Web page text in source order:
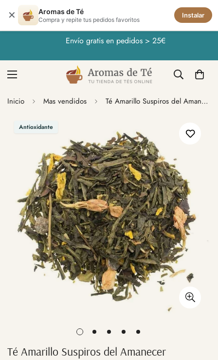
✕ Aromas de Té
Compra y repite tus pedidos favoritos
Instalar
Envío gratis en pedidos > 25€
Inicio Mas vendidos Té Amarillo Suspiros del Amanecer
Antioxidante
Té Amarillo Suspiros del Amanecer